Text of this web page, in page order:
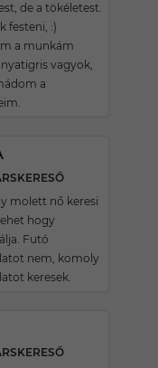
de a tökéletest.
festeni, :)
a munkám
vagyok,
a
molett nő keresi
hogy
Futó
nem, komoly
keresek.